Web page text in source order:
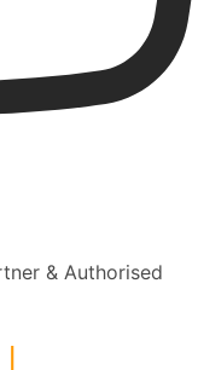
& Authorised